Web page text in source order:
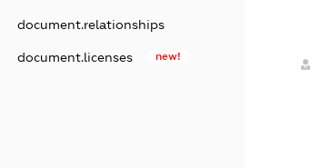
document.relationships
document.licenses new!